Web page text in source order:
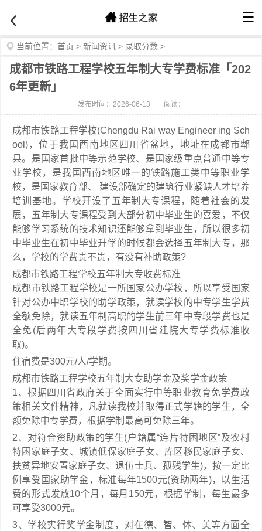
☰
当前位置： 首页 > 新闻资讯 > 录取分数 >
成都市铁路工程学校五年制大专学费标准「202
6年更新」
发布时间：2026-06-13 阅读：
成都市铁路工程学校(Chengdu Rai way Engineer ing Sch
ool)，位于我国西南地区四川省盆地，地址在成都市郫
县。是国家首批中等示范学校、是国家级重点普通中等专
业学校，是我国西南地区唯一的铁路施工类中等职业学
校，是国家教育部、 建设部确定的建筑行业紧缺人才培养
培训基地。学校开设了五年制大专课程，随着社会的发
展，五年制大专课程受到大部分初中毕业生的喜爱，不仅
能够学习系统的技术知识还能够拿到毕业生，所以很多初
中毕业生在初中毕业升学的时候都会选择五年制大专，那
么，学校的学费贵不贵，有没有补助政策?
成都市铁路工程学校五年制大专收费标准
成都市铁路工程学校是一所国家公办学校，所以享受国家
针对公办中职学校的助学政策，就读学校的中专学生学费
全额免除，就读五年制高职的学生前三年中专段学费也是
全免(后两年大专段学费按四川省建院大专学费标准收
取)。
住宿费是300元/人/学期。
成都市铁路工程学校五年制大专助学金及奖学金政策
1、根据四川省政府关于全面实行中等职业教育免学费政
策相关文件精神，凡就读我校并取得正式学籍的学生，全
额免除中专学费，根据学制最高可免除三年。
2、对符合资助政策的学生(户籍属“连片特困地区”及农村
特困家庭子女、城镇低保家庭子女、库区移民家庭子女、
扶贫异地安置家庭子女、退伍士兵、孤残学生)，按一定比
例享受国家助学金，标准每年1500元(资助两年)，以生活
费的形式发放10个月，每月150元，根据学制，每生最多
可享受3000元。
3、学校实行奖学金制度，对在德、智、体、美等方面全